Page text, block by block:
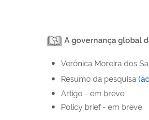
A governança global
Verônica Moreira dos
Resumo da pesquisa
Artigo - em breve
Policy brief- em breve